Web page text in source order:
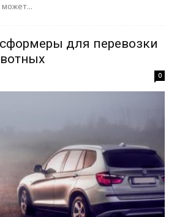
для перевозки
0